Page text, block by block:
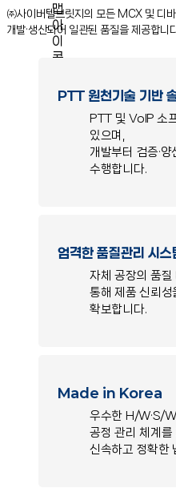
㈜사이버텔브릿지의 모든 MCX 및 디
개발·생산되어 일관된 품질을 제공합니
PTT 원천기술 기반
PTT 및 VoIP 소
있으며,
개발부터 검증·양
수행합니다.
엄격한 품질관리 시스
자체 공장의 품
통해 제품 신뢰성
확보합니다.
Made in Korea
우수한 H/W·S/
공정 관리 체계를
신속하고 정확한